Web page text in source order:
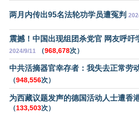
两月内传出95名法轮功学员遭冤判
震撼！中国出现组团杀党官 网友呼吁
2024/9/11 （968,678次）
中共活摘器官幸存者：我失去正常劳
（948,556次）
为西藏议题发声的德国活动人士遭香
（133,503次）